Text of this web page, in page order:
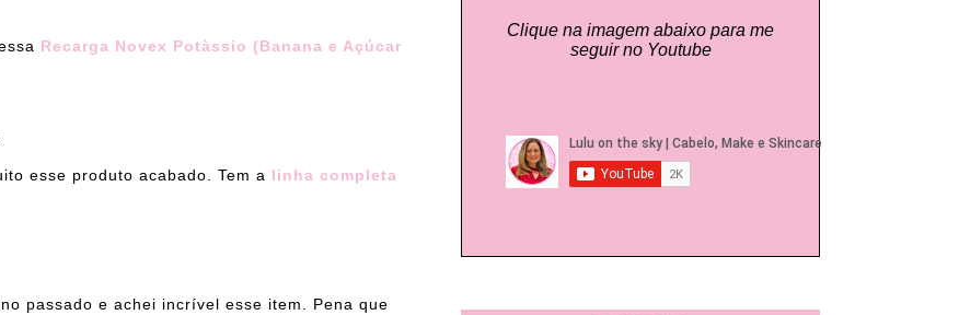
Recarga Novex Potàssio (Banana e Açúcar
esse produto acabado. Tem a linha completa
passado e achei incrível esse item. Pena que
Clique na imagem abaixo para me
seguir no Youtube